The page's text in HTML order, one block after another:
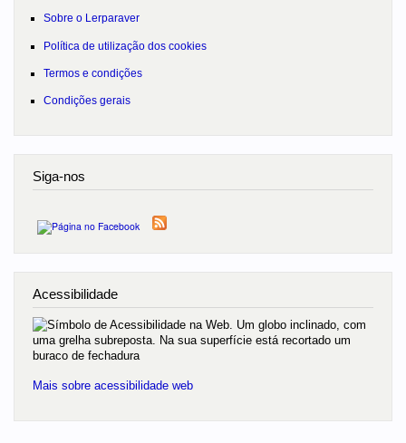
Sobre o Lerparaver
Política de utilização dos cookies
Termos e condições
Condições gerais
Siga-nos
Acessibilidade
Mais sobre acessibilidade web